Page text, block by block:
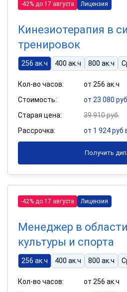
-42% до 17 августа Лицензия
Кинезиотерапия в
тренировок
256 ак.ч 400 ак.ч 800 ак.ч
Кол-во часов:
от 256 ак.ч
Стоимость:
от 23 080 руб.
Старая цена:
39 910 руб.
Рассрочка:
от 1 924 руб
Получить
-42% до 17 августа Лицензия
Менеджер в
культуры и спорта
256 ак.ч 400 ак.ч 800 ак.ч
Кол-во часов:
от 256 ак.ч